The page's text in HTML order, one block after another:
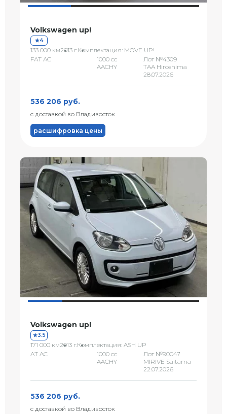
Volkswagen up!
4
133 000 км2013 г.Комплектация: MOVE UP!
FAT AC
1000 сс
AACHY
Лот №4309
TAA Hiroshima
28.07.2026
536 206 руб.
с доставкой во Владивосток
расшифровка цены
Volkswagen up!
3.5
171 000 км2013 г.Комплектация: ASH UP
AT AC
1000 сс
AACHY
Лот №90047
MIRIVE Saitama
22.07.2026
536 206 руб.
с доставкой во Владивосток